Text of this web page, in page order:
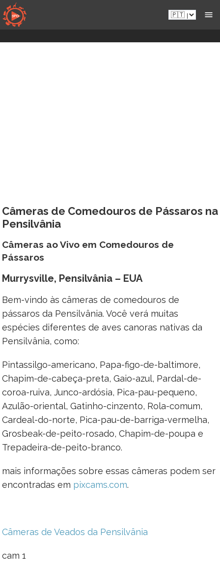
Aceder
diretamente
ao
conteúdo
Pt.sportsmansparadiseonline.com
Câmeras de Comedouros de Pássaros na
Pensilvânia
Câmeras ao Vivo em Comedouros de
Pássaros
Murrysville, Pensilvânia – EUA
Bem-vindo às câmeras de comedouros de
pássaros da Pensilvânia. Você verá muitas
espécies diferentes de aves canoras nativas da
Pensilvânia, como:
Pintassilgo-americano, Papa-figo-de-baltimore,
Chapim-de-cabeça-preta, Gaio-azul, Pardal-de-
coroa-ruiva, Junco-ardósia, Pica-pau-pequeno,
Azulão-oriental, Gatinho-cinzento, Rola-comum,
Cardeal-do-norte, Pica-pau-de-barriga-vermelha,
Grosbeak-de-peito-rosado, Chapim-de-poupa e
Trepadeira-de-peito-branco.
mais informações sobre essas câmeras podem ser
encontradas em pixcams.com.
Câmeras de Veados da Pensilvânia
cam 1